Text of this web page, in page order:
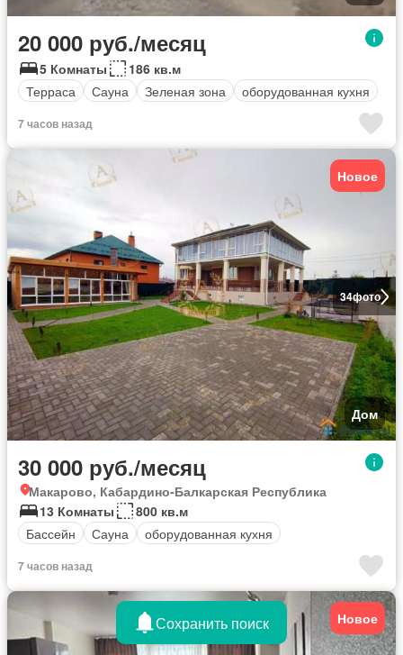
20 000 руб./месяц
5 Комнаты
186 кв.м
Терраса
Сауна Зеленая зона оборудованная кухня
7 часов назад
34фото
Новое
Дом
30 000 руб./месяц
Макарово, Кабардино-Балкарская Республика
13 Комнаты
800 кв.м
Бассейн
Сауна оборудованная кухня
7 часов назад
Новое
Сохранить поиск